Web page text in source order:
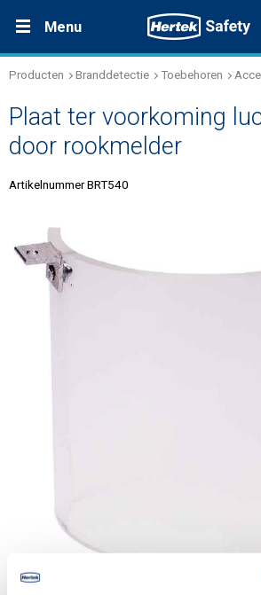
Menu
Oplossingen
Producten
Service & Onderhoud
Kennis
Productdocumentatie
+31 (0)495 584111
Producten Branddetectie Toebehoren
Plaat ter voorkoming
door rookmelder
Artikelnummer BRT540